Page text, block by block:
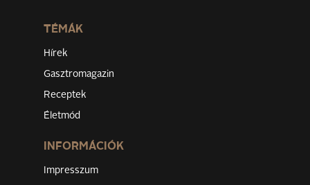
TÉMÁK
Hírek
Gasztromagazin
Receptek
Életmód
INFORMÁCIÓK
Impresszum